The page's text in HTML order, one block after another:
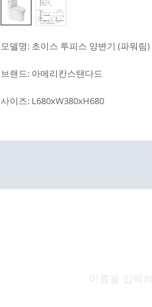
모델명: 초이스 투피스 양변기 (파워림)
브랜드: 아메리칸스탠다드
사이즈: L680xW380xH680